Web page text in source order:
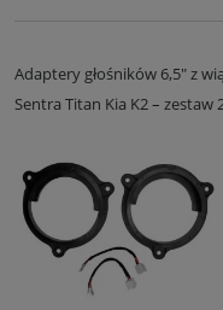
Adaptery głośników 6,5" z
Sentra Titan Kia K2 – zestaw